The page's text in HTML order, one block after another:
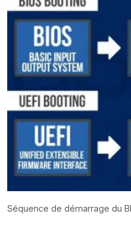
Séquence de démarrage du